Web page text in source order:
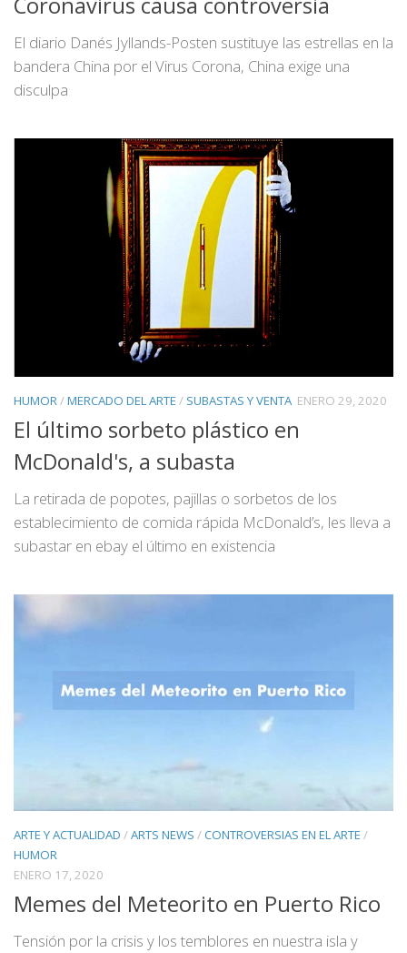
El diario Danés Jyllands-Posten sustituye las estrellas en la
bandera China por el Virus Corona, China exige una
disculpa
HUMOR/MERCADO DEL ARTE / SUBASTAS Y VENTA ENERO 29, 2020
El último sorbeto plástico en
McDonald's, a subasta
La retirada de popotes, pajillas o sorbetos de los
establecimiento de comida rápida McDonald’s, les lleva a
subastar en ebay el último en existencia
ARTE Y ACTUALIDAD /ARTS NEWS /CONTROVERSIAS EN EL ARTE /
HUMOR
ENERO 17, 2020
Memes del Meteorito en Puerto Rico
Tensión por la crisis y los temblores en nuestra isla y